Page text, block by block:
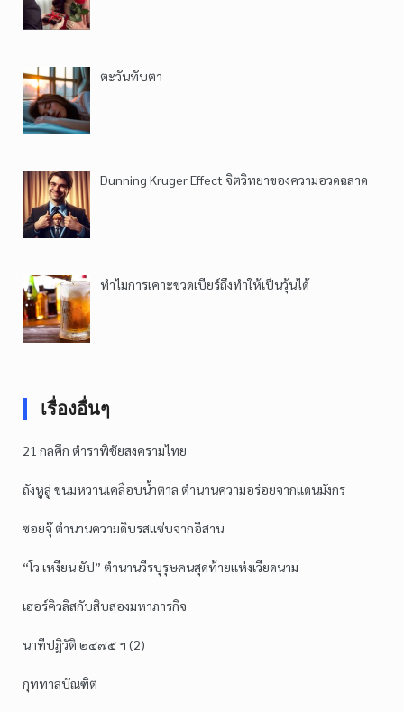
ตะวันทับตา
Dunning Kruger Effect จิตวิทยาของความอวดฉลาด
ทำไมการเคาะขวดเบียร์ถึงทำให้เป็นวุ้นได้
เรื่องอื่นๆ
21 กลศึก ตำราพิชัยสงครามไทย
ถังหูลู่ ขนมหวานเคลือบน้ำตาล ตำนานความอร่อยจากแดนมังกร
ซอยจุ๊ ตำนานความดิบรสแซ่บจากอีสาน
“โว เหงียน ยัป” ตำนานวีรบุรุษคนสุดท้ายแห่งเวียดนาม
เฮอร์คิวลิสกับสิบสองมหาภารกิจ
นาทีปฏิวัติ ๒๔๗๕ ฯ (2)
กุททาลบัณฑิต